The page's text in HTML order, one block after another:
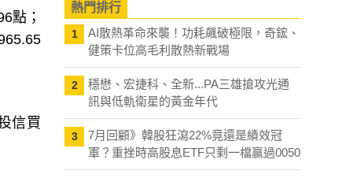
點；
信買
熱門排行
1
AI散熱革命來襲！功耗飆破極限，奇鋐、
健策卡位高毛利散熱新戰場
2
穩懋、宏捷科、全新...PA三雄搶攻光通
訊與低軌衛星的黃金年代
3
7月回顧》韓股狂瀉22%竟還是績效冠
軍？重挫時高股息ETF只剩一檔贏過0050